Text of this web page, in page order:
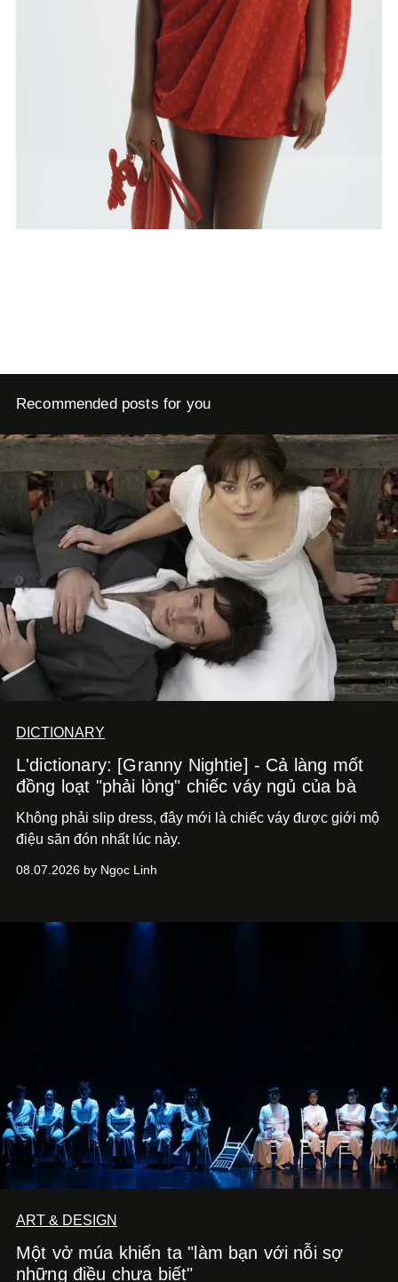
Recommended posts for you
DICTIONARY
L'dictionary: [Granny Nightie] - Cả làng mốt
đồng loạt "phải lòng" chiếc váy ngủ của bà
Không phải slip dress, đây mới là chiếc váy được giới mộ
điệu săn đón nhất lúc này.
08.07.2026 by Ngọc Linh
ART & DESIGN
Một vở múa khiến ta "làm bạn với nỗi sợ
những điều chưa biết"